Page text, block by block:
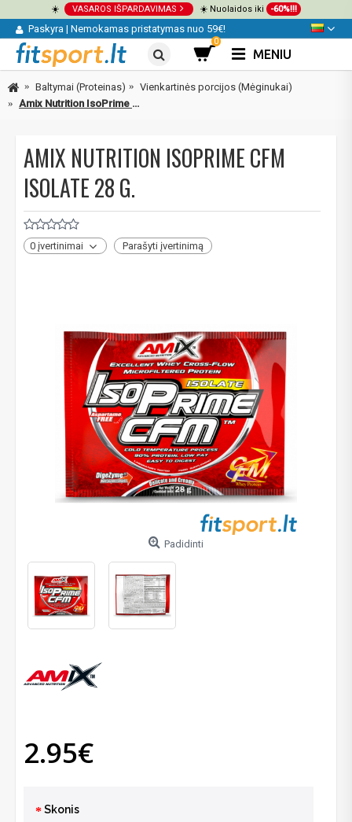
☀️ VASAROS IŠPARDAVIMAS ☀️ Nuolaidos iki -60%!!!
Paskyra | Nemokamas pristatymas nuo 59€!
0
MENIU
Baltymai (Proteinas)
Vienkartinės porcijos (Mėginukai)
Amix Nutrition IsoPrime CFM Isolate 28 g.
AMIX NUTRITION ISOPRIME CFM
ISOLATE 28 G.
0 įvertinimai Parašyti įvertinimą
Padidinti
2.95€
Skonis